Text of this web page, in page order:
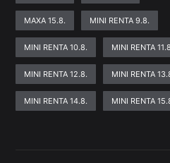
MAXA 15.8. MINI RENTA 9.8.
MINI RENTA 10.8. MINI RENTA
MINI RENTA 12.8. MINI RENTA
MINI RENTA 14.8. MINI RENTA